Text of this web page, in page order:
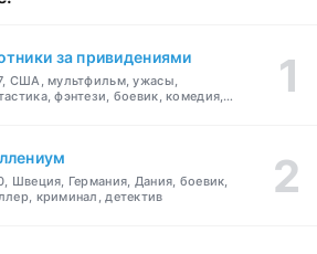
за привидениями
США, мультфильм, ужасы,
фэнтези, боевик, комедия,
Швеция, Германия, Дания, боевик,
криминал, детектив